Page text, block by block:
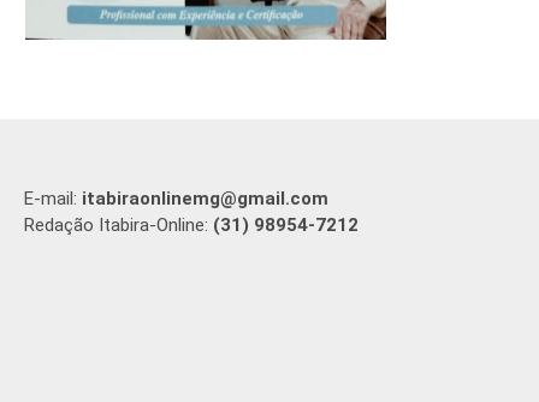
E-mail: itabiraonlinemg@gmail.com
Redação Itabira-Online: (31) 98954-7212